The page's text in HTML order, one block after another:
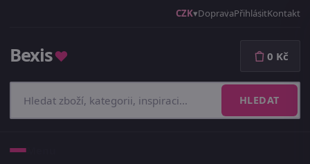
CZK DopravaPřihlásitKontakt
Bexis♥
HLEDAT
0 Kč